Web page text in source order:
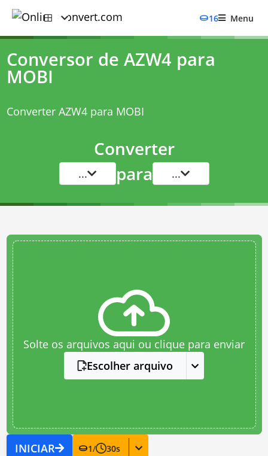
16 Menu
Conversor de AZW4 para
MOBI
Converter AZW4 para MOBI
Converter
... para ...
Solte os arquivos aqui ou clique para enviar
Escolher arquivo
INICIAR 1/ 30s